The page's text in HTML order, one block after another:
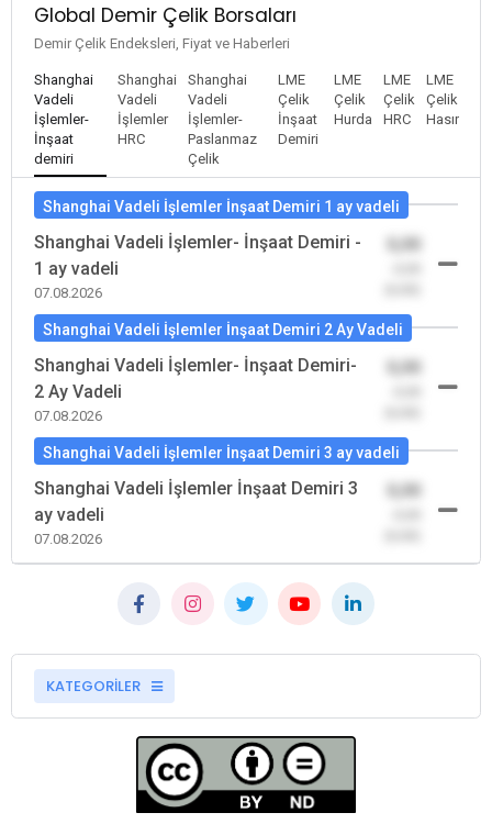
Global Demir Çelik Borsaları
Demir Çelik Endeksleri, Fiyat ve Haberleri
Shanghai
Vadeli
İşlemler-
İnşaat
demiri
Shanghai
Vadeli
İşlemler
HRC
Shanghai
Vadeli
İşlemler-
Paslanmaz
Çelik
LME
Çelik
İnşaat
Demiri
LME
Çelik
Hurda
LME
Çelik
HRC
LME
Çelik
Hasır
Shanghai Vadeli İşlemler İnşaat Demiri 1 ay vadeli
Shanghai Vadeli İşlemler- İnşaat Demiri -
1 ay vadeli
07.08.2026
Shanghai Vadeli İşlemler İnşaat Demiri 2 Ay Vadeli
Shanghai Vadeli İşlemler- İnşaat Demiri-
2 Ay Vadeli
07.08.2026
Shanghai Vadeli İşlemler İnşaat Demiri 3 ay vadeli
Shanghai Vadeli İşlemler İnşaat Demiri 3
ay vadeli
07.08.2026
KATEGORİLER